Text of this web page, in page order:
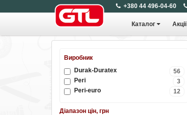
+380 44 496-04-60
Каталог Акції
Виробник
56
Durak-Duratex
3
Peri
12
Peri-euro
Діапазон цін, грн